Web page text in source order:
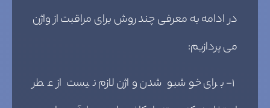
در ادامه به معرفی چند روش برای مراقبت از واژن
می پردازیم:
۱- برای خوشبو شدن واژن لازم نیست از عطر